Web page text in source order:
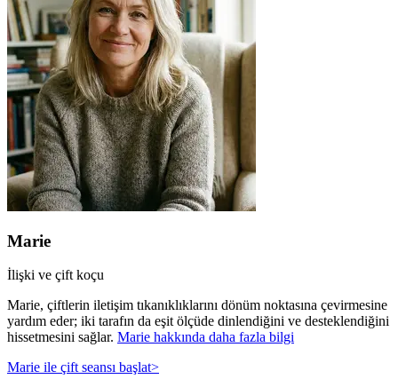
Marie
İlişki ve çift koçu
Marie, çiftlerin iletişim tıkanıklıklarını dönüm noktasına çevirmesine
yardım eder; iki tarafın da eşit ölçüde dinlendiğini ve desteklendiğini
hissetmesini sağlar. Marie hakkında daha fazla bilgi
Marie ile çift seansı başlat>